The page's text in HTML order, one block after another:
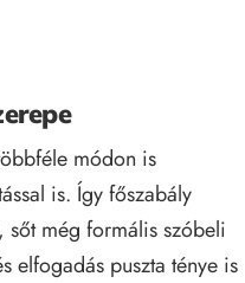
módon is
is. Így főszabály
sőt még formális szóbeli
elfogadás puszta ténye is